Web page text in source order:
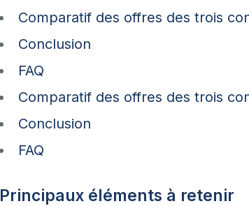
Comparatif des offres des trois
Conclusion
FAQ
Comparatif des offres des trois
Conclusion
FAQ
Principaux éléments à retenir